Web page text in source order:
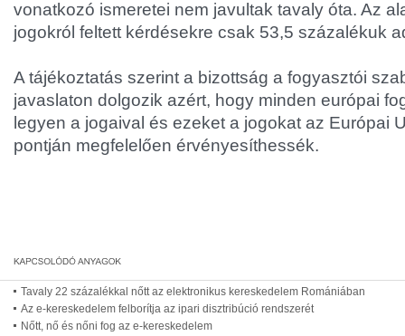
vonatkozó ismeretei nem javultak tavaly óta. Az
jogokról feltett kérdésekre csak 53,5 százalékuk
A tájékoztatás szerint a bizottság a fogyasztói
javaslaton dolgozik azért, hogy minden európai
legyen a jogaival és ezeket a jogokat az Európai
pontján megfelelően érvényesíthessék.
Tavaly 22 százalékkal nőtt az elektronikus kereskedelem Romániában
Az e-kereskedelem felborítja az ipari disztribúció rendszerét
Nőtt, nő és nőni fog az e-kereskedelem